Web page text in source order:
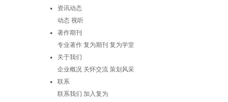
资讯动态
动态 视听
著作期刊
专业著作 复为期刊 复为学堂
关于我们
企业概况 关怀交流 策划风采
联系
联系我们 加入复为